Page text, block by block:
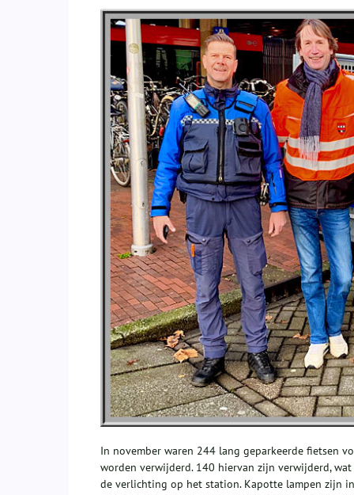
In november waren 244 lang geparkeerde fietsen
worden verwijderd. 140 hiervan zijn verwijderd,
de verlichting op het station. Kapotte lampen zijn